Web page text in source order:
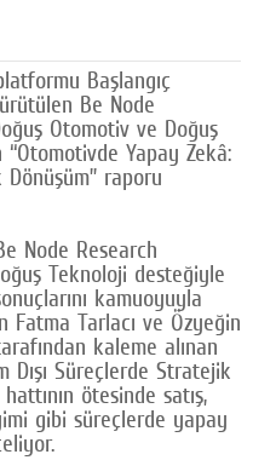
Başlangıç
Be Node
Otomotiv ve Doğuş
Yapay Zekâ:
raporu
Node Research
Teknoloji desteğiyle
kamuoyuyla
Fatma Tarlacı ve Özyeğin
kaleme alınan
Dışı Süreçlerde Stratejik
ötesinde satış,
gibi süreçlerde yapay